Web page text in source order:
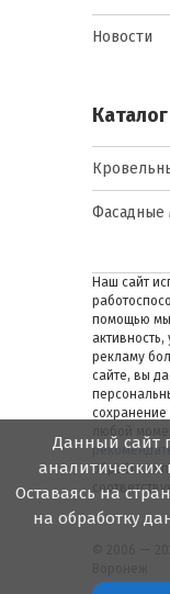
Новости
Каталог
Фасадные
Наш сайт
помощью мы
рекламу
сайте, вы
сохранение
обработке
© 2006 —
Данный сайт
Оставаясь на
на обработку